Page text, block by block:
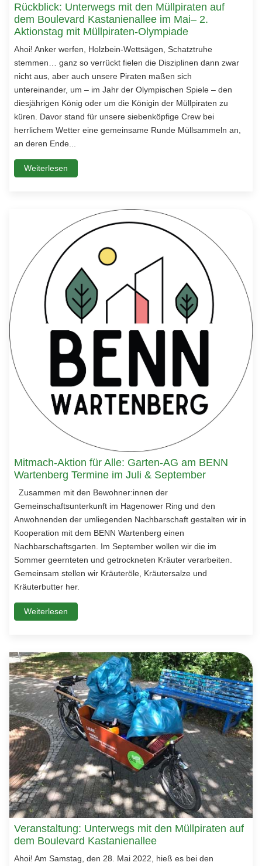
Rückblick: Unterwegs mit den Müllpiraten auf
dem Boulevard Kastanienallee im Mai– 2.
Aktionstag mit Müllpiraten-Olympiade
Ahoi! Anker werfen, Holzbein-Wettsägen, Schatztruhe
stemmen… ganz so verrückt fielen die Disziplinen dann zwar
nicht aus, aber auch unsere Piraten maßen sich
untereinander, um – im Jahr der Olympischen Spiele – den
diesjährigen König oder um die Königin der Müllpiraten zu
küren. Davor stand für unsere siebenköpfige Crew bei
herrlichem Wetter eine gemeinsame Runde Müllsammeln an,
an deren Ende...
Weiterlesen
Mitmach-Aktion für Alle: Garten-AG am BENN
Wartenberg Termine im Juli & September
Zusammen mit den Bewohner:innen der
Gemeinschaftsunterkunft im Hagenower Ring und den
Anwohnenden der umliegenden Nachbarschaft gestalten wir in
Kooperation mit dem BENN Wartenberg einen
Nachbarschaftsgarten. Im September wollen wir die im
Sommer geernteten und getrockneten Kräuter verarbeiten.
Gemeinsam stellen wir Kräuteröle, Kräutersalze und
Kräuterbutter her.
Weiterlesen
Veranstaltung: Unterwegs mit den Müllpiraten auf
dem Boulevard Kastanienallee
Ahoi! Am Samstag, den 28. Mai 2022, hieß es bei den